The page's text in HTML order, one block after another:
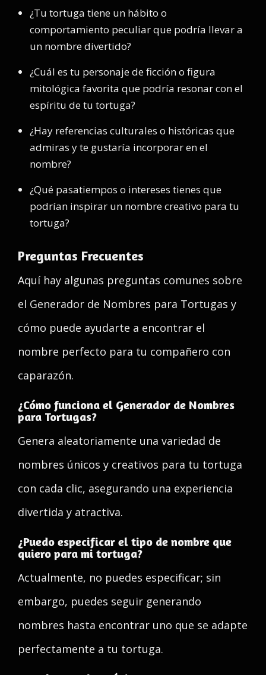
¿Tu tortuga tiene un hábito o
comportamiento peculiar que podría llevar a
un nombre divertido?
¿Cuál es tu personaje de ficción o figura
mitológica favorita que podría resonar con el
espíritu de tu tortuga?
¿Hay referencias culturales o históricas que
admiras y te gustaría incorporar en el
nombre?
¿Qué pasatiempos o intereses tienes que
podrían inspirar un nombre creativo para tu
tortuga?
Preguntas Frecuentes
Aquí hay algunas preguntas comunes sobre
el Generador de Nombres para Tortugas y
cómo puede ayudarte a encontrar el
nombre perfecto para tu compañero con
caparazón.
¿Cómo funciona el Generador de Nombres
para Tortugas?
Genera aleatoriamente una variedad de
nombres únicos y creativos para tu tortuga
con cada clic, asegurando una experiencia
divertida y atractiva.
¿Puedo especificar el tipo de nombre que
quiero para mi tortuga?
Actualmente, no puedes especificar; sin
embargo, puedes seguir generando
nombres hasta encontrar uno que se adapte
perfectamente a tu tortuga.